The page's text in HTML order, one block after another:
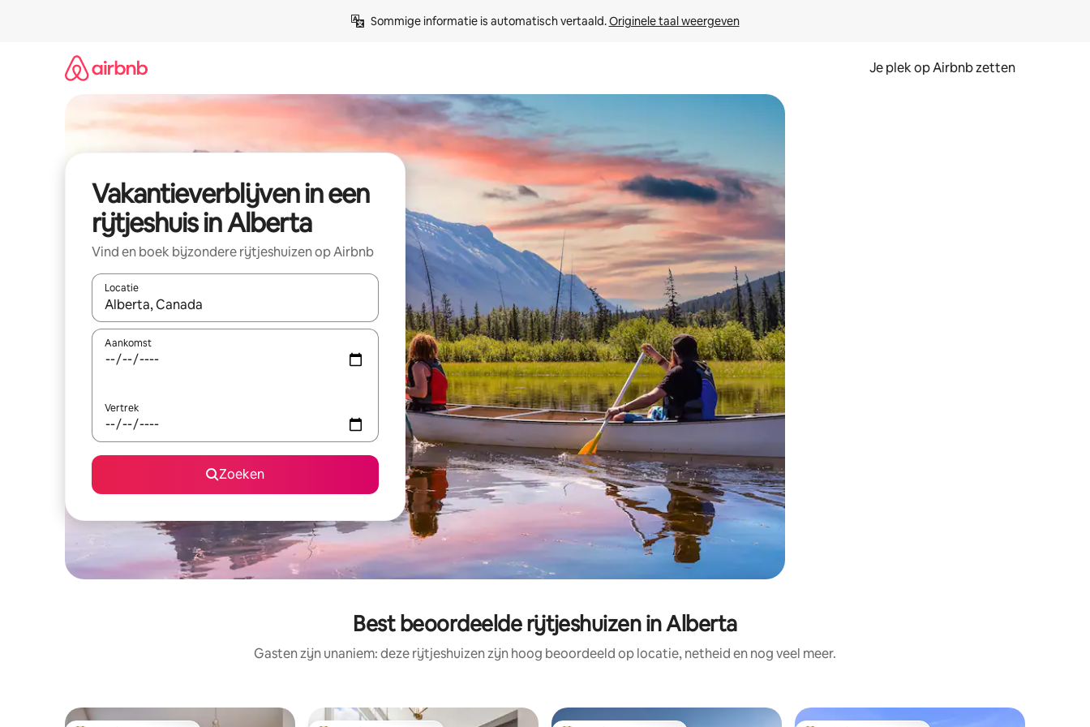
Sommige informatie is automatisch vertaald. Originele taal weergeven
Je plek op Airbnb zetten
Vakantieverblijven in een
rijtjeshuis in Alberta
Vind en boek bijzondere rijtjeshuizen op Airbnb
Locatie
Wanneer er resultaten beschikbaar zijn, maak je een keuze met je de pijltjestoetsen omhoog en omlaag, óf door te tikken of swipen.
Aankomst
Vertrek
Zoeken
Best beoordeelde rijtjeshuizen in Alberta
Gasten zijn unaniem: deze rijtjeshuizen zijn hoog beoordeeld op locatie, netheid en nog veel meer.